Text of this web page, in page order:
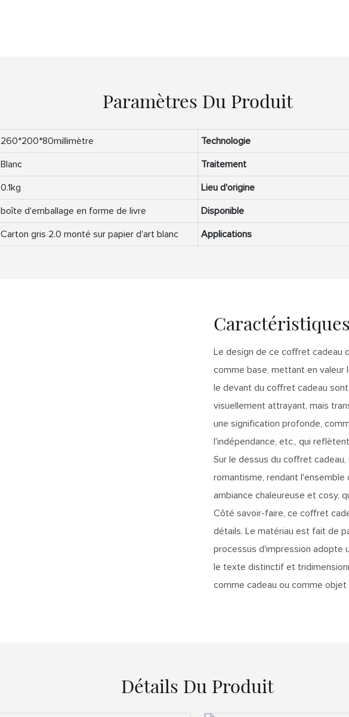
Paramètres Du Produit
260*200*80millimètre Technologie
Blanc Traitement
0.1kg Lieu d'origine
boîte d'emballage en forme de livre Disponible
Carton gris 2.0 monté sur papier d'art blanc Applications
Le design de ce coffret cadeau
comme base, mettant en valeur
le devant du coffret cadeau
visuellement attrayant, mais
une signification profonde,
l'indépendance, etc., qui
Sur le dessus du coffret
romantisme, rendant
ambiance chaleureuse et cosy,
Côté savoir-faire, ce coffret
détails. Le matériau est fait de
processus d'impression adopte
le texte distinctif et
comme cadeau ou comme
Détails Du Produit